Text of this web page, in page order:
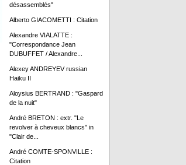
désassemblés"
Alberto GIACOMETTI : Citation
Alexandre VIALATTE :
"Correspondance Jean
DUBUFFET / Alexandre...
Alexey ANDREYEV russian
Haiku II
Aloysius BERTRAND : "Gaspard
de la nuit"
André BRETON : extr. "Le
revolver à cheveux blancs" in
"Clair de...
André COMTE-SPONVILLE :
Citation